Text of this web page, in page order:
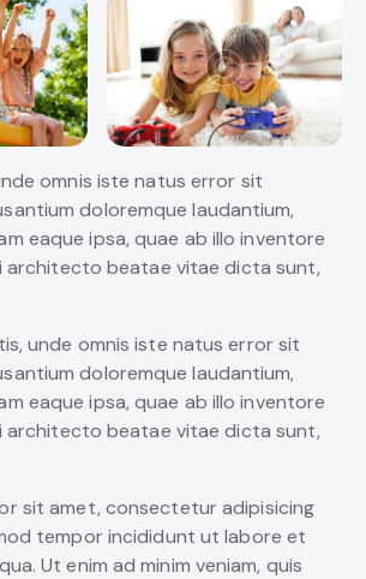
omnis iste natus error sit
doloremque laudantium,
eaque ipsa, quae ab illo inventore
architecto beatae vitae dicta sunt,
unde omnis iste natus error sit
doloremque laudantium,
eaque ipsa, quae ab illo inventore
architecto beatae vitae dicta sunt,
sit amet, consectetur adipisicing
tempor incididunt ut labore et
Ut enim ad minim veniam, quis